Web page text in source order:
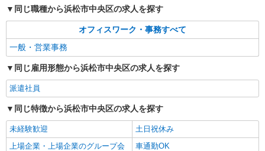
派遣社員
パーソルテンプスタッフ株式会社 静岡コーディネートセンター（浜
時給1370円 月収例：215,775円（時給1,370円
駅 【旧南区】 ≪車通勤可≫ 敷地内に無料Pあ
ります
キープ 詳細を見る
同じ職種から浜松市中央区の求人を探す
オフィスワーク・事務すべて
一般・営業事務
同じ雇用形態から浜松市中央区の求人を探す
派遣社員
同じ特徴から浜松市中央区の求人を探す
未経験歓迎
土日祝休み
上場企業・上場企業のグループ会
車通勤OK